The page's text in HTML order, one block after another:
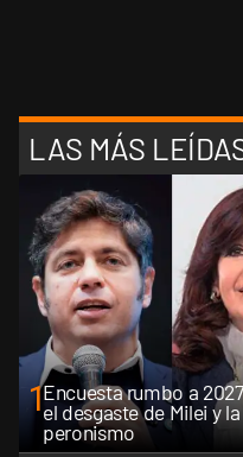
LAS MÁS
1Encuesta rumbo a
el desgaste de Milei y
peronismo